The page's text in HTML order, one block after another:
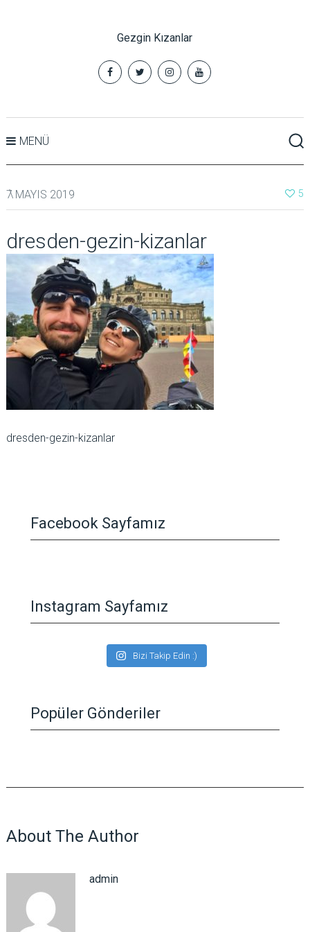
Gezgin Kızanlar
MENÜ
7 MAYIS 2019 5
dresden-gezin-kizanlar
dresden-gezin-kizanlar
Facebook Sayfamız
Instagram Sayfamız
Bizi Takip Edin :)
Popüler Gönderiler
About The Author
admin